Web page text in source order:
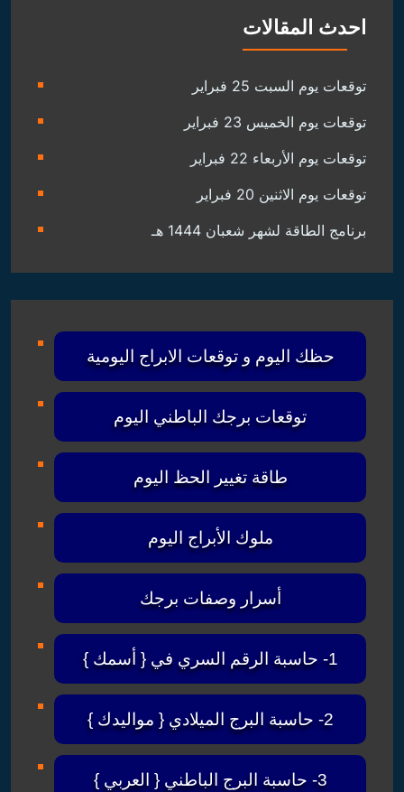
احدث المقالات
توقعات يوم السبت 25 فبراير
توقعات يوم الخميس 23 فبراير
توقعات يوم الأربعاء 22 فبراير
توقعات يوم الاثنين 20 فبراير
برنامج الطاقة لشهر شعبان 1444 هـ
حظك اليوم و توقعات الابراج اليومية
توقعات برجك الباطني اليوم
طاقة تغيير الحظ اليوم
ملوك الأبراج اليوم
أسرار وصفات برجك
1- حاسبة الرقم السري في { أسمك }
2- حاسبة البرج الميلادي { مواليدك }
3- حاسبة البرج الباطني { العربي }